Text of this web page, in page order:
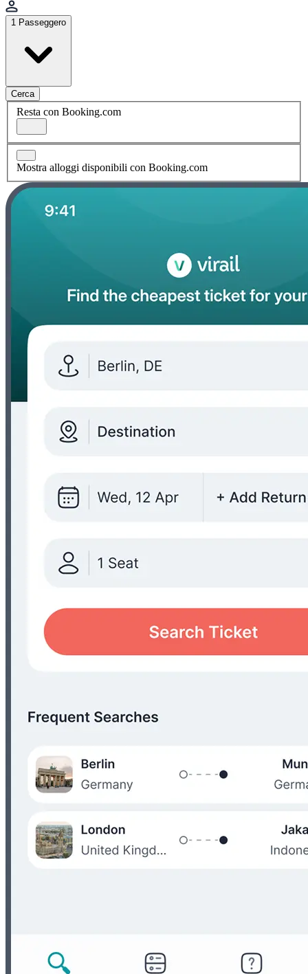
1 Passeggero
Cerca
Resta con Booking.com
Mostra alloggi disponibili con Booking.com